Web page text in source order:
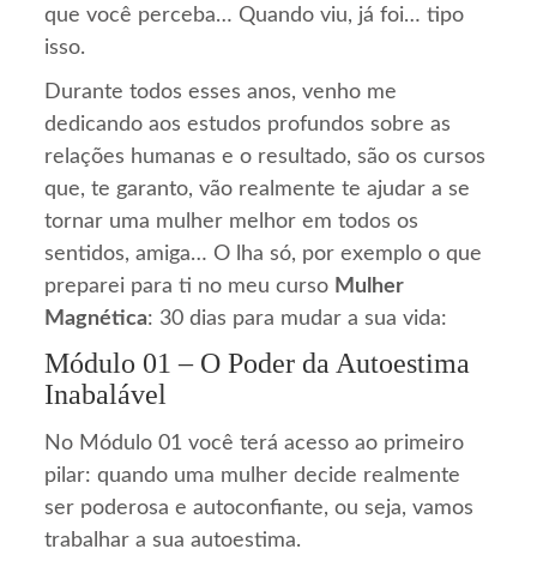
que você perceba… Quando viu, já foi… tipo
isso.
Durante todos esses anos, venho me
dedicando aos estudos profundos sobre as
relações humanas e o resultado, são os cursos
que, te garanto, vão realmente te ajudar a se
tornar uma mulher melhor em todos os
sentidos, amiga… O lha só, por exemplo o que
preparei para ti no meu curso Mulher
Magnética: 30 dias para mudar a sua vida:
Módulo 01 – O Poder da Autoestima
Inabalável
No Módulo 01 você terá acesso ao primeiro
pilar: quando uma mulher decide realmente
ser poderosa e autoconfiante, ou seja, vamos
trabalhar a sua autoestima.